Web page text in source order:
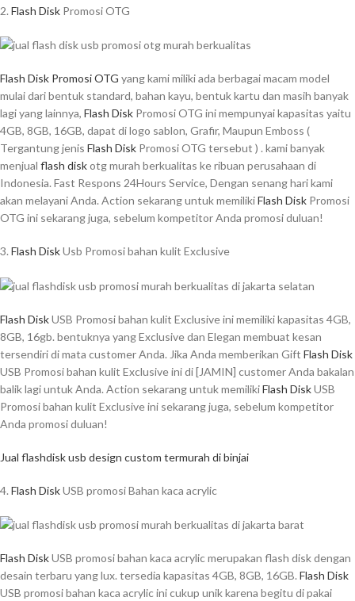
2. Flash Disk Promosi OTG
Flash Disk Promosi OTG yang kami miliki ada berbagai macam model
mulai dari bentuk standard, bahan kayu, bentuk kartu dan masih banyak
lagi yang lainnya, Flash Disk Promosi OTG ini mempunyai kapasitas yaitu
4GB, 8GB, 16GB, dapat di logo sablon, Grafir, Maupun Emboss (
Tergantung jenis Flash Disk Promosi OTG tersebut ) . kami banyak
menjual flash diskotg murah berkualitas ke ribuan perusahaan di
Indonesia. Fast Respons 24Hours Service, Dengan senang hari kami
akan melayani Anda. Action sekarang untuk memilikiFlash Disk Promosi
OTG ini sekarang juga, sebelum kompetitor Anda promosi duluan!
3. Flash DiskUsb Promosi bahan kulit Exclusive
Flash DiskUSB Promosi bahan kulit Exclusive ini memiliki kapasitas 4GB,
8GB, 16gb. bentuknya yang Exclusive dan Elegan membuat kesan
tersendiri di mata customer Anda. Jika Anda memberikan Gift Flash Disk
USB Promosi bahan kulit Exclusive ini di [JAMIN] customer Anda bakalan
balik lagi untuk Anda. Action sekarang untuk memilikiFlash DiskUSB
Promosi bahan kulit Exclusive ini sekarang juga, sebelum kompetitor
Anda promosi duluan!
Jual flashdisk usb design custom termurah di binjai
4. Flash DiskUSB promosi Bahan kaca acrylic
Flash DiskUSB promosi bahan kaca acrylic merupakan flash disk dengan
desain terbaru yang lux. tersedia kapasitas 4GB, 8GB, 16GB. Flash Disk
USB promosi bahan kaca acrylic ini cukup unik karena begitu di pakai